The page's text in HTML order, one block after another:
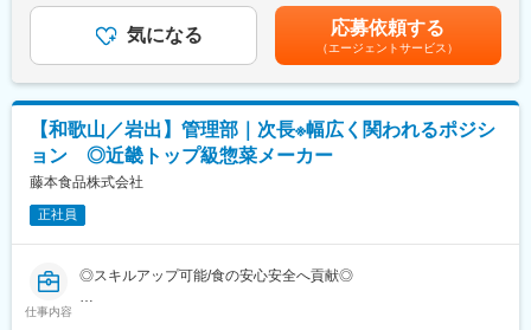
予算目標はありますが、ノルマではありません。予算達成率だけ
ではなくどのようなプロセスで日々営業活動を行ったのか、個人
の頑張りを評価し昇給・賞与に反映をしています。
■組織構成：
和歌山営業所は3名（60代所長1名、40代課長1名、嘱託社員1名）
業界経験豊富なメンバーが在籍しているので、育成体制が充実◎
■入社後の育成体制：
・2年目以降は担当顧客を持ち徐々に独り立ちを目指します
■やりがい
何よりスケールの大きなマネジメント経験を積むことが可能で
す。製造管理者として最大500名規模のメンバー管理、1日5～6万
■組織構成
・各工場の在籍人数：200～300名
・正社員数：約10名（係長：1～2名、課長：1～2名）
少数精鋭の正社員体制で、現場全体を統括しています。
■キャリアパス
将来的には当社の管理職として、工場全体の管理や複数工場の管
理業務を担っていただきます。
の金額であり、選考を通じて上下する可能性があります。月給(月
額)は固定手当を含めた表記です。
気になる 応募依頼する
（エージェントサービス）
【和歌山／岩出】管理部｜次長※幅広く関われるポジシ
ョン ◎近畿トップ級惣菜メーカー
藤本食品株式会社
正社員
仕事内容
◎スキルアップ可能/食の安心安全へ貢献◎